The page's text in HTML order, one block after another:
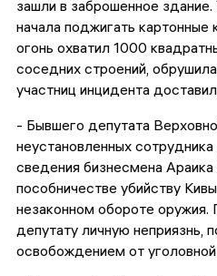
зашли в заброшенное здание.
начала поджигать
огонь охватил 1000
соседних строений,
участниц инцидента
- Бывшего депутата
неустановленных
сведения бизнесмена
пособничестве убийству
незаконном обороте оружия.
депутату личную неприязнь,
освобождением от